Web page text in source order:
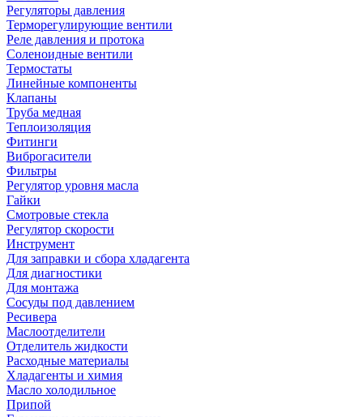
Регуляторы давления
Терморегулирующие вентили
Реле давления и протока
Соленоидные вентили
Термостаты
Линейные компоненты
Клапаны
Труба медная
Теплоизоляция
Фитинги
Виброгасители
Фильтры
Регулятор уровня масла
Гайки
Смотровые стекла
Регулятор скорости
Инструмент
Для заправки и сбора хладагента
Для диагностики
Для монтажа
Сосуды под давлением
Ресивера
Маслоотделители
Отделитель жидкости
Расходные материалы
Хладагенты и химия
Масло холодильное
Припой